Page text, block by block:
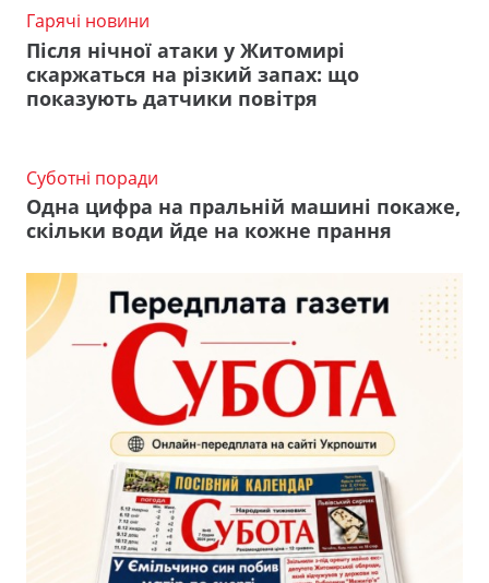
Гарячі новини
Після нічної атаки у Житомирі
скаржаться на різкий запах: що
показують датчики повітря
Суботні поради
Одна цифра на пральній машині покаже,
скільки води йде на кожне прання